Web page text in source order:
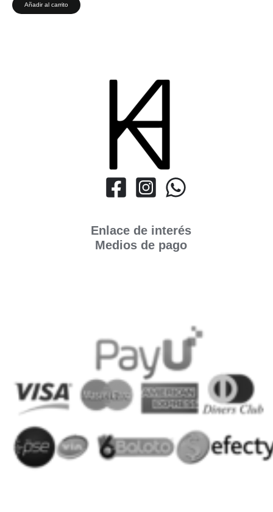
Añadir al carrito
Enlace de interés
Medios de pago